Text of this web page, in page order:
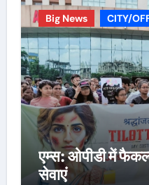
Big News CITY/
एम्स: ओपीडी में
सेवाएं